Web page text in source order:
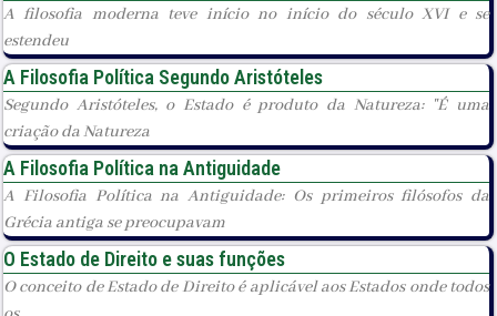
A filosofia moderna teve início no início do século XVI e se
estendeu
A Filosofia Política Segundo Aristóteles
Segundo Aristóteles, o Estado é produto da Natureza: "É uma
criação da Natureza
A Filosofia Política na Antiguidade
A Filosofia Política na Antiguidade: Os primeiros filósofos da
Grécia antiga se preocupavam
O Estado de Direito e suas funções
O conceito de Estado de Direito é aplicável aos Estados onde todos